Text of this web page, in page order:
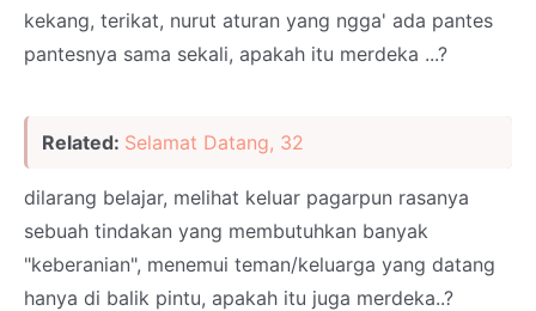
kekang, terikat, nurut aturan yang ngga' ada pantes
pantesnya sama sekali, apakah itu merdeka ...?
Related: Selamat Datang, 32
dilarang belajar, melihat keluar pagarpun rasanya
sebuah tindakan yang membutuhkan banyak
"keberanian", menemui teman/keluarga yang datang
hanya di balik pintu, apakah itu juga merdeka..?